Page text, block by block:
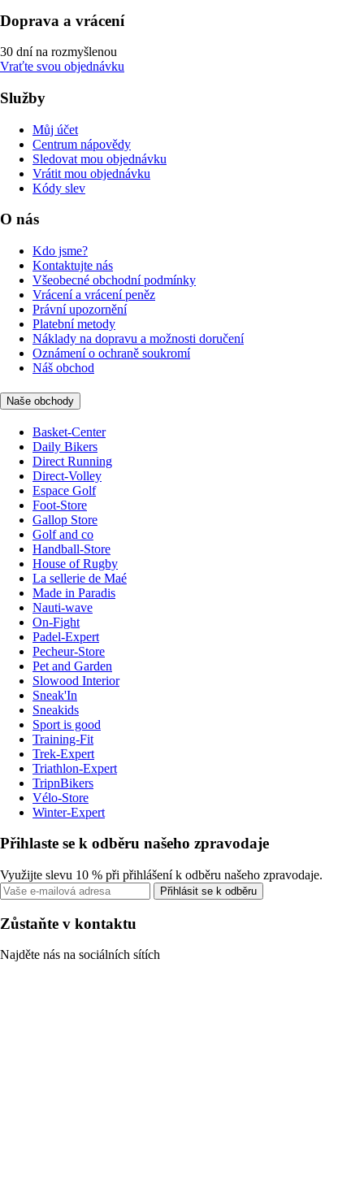
Doprava a vrácení
30 dní na rozmyšlenou
Vraťte svou objednávku
Služby
Můj účet
Centrum nápovědy
Sledovat mou objednávku
Vrátit mou objednávku
Kódy slev
O nás
Kdo jsme?
Kontaktujte nás
Všeobecné obchodní podmínky
Vrácení a vrácení peněz
Právní upozornění
Platební metody
Náklady na dopravu a možnosti doručení
Oznámení o ochraně soukromí
Náš obchod
Naše obchody
Basket-Center
Daily Bikers
Direct Running
Direct-Volley
Espace Golf
Foot-Store
Gallop Store
Golf and co
Handball-Store
House of Rugby
La sellerie de Maé
Made in Paradis
Nauti-wave
On-Fight
Padel-Expert
Pecheur-Store
Pet and Garden
Slowood Interior
Sneak'In
Sneakids
Sport is good
Training-Fit
Trek-Expert
Triathlon-Expert
TripnBikers
Vélo-Store
Winter-Expert
Přihlaste se k odběru našeho zpravodaje
Využijte slevu 10 % při přihlášení k odběru našeho zpravodaje.
Přihlásit se k odběru
Zůstaňte v kontaktu
Najděte nás na sociálních sítích